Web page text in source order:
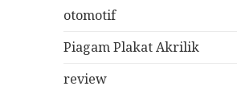
otomotif
Piagam Plakat Akrilik
review